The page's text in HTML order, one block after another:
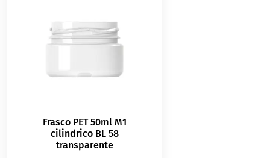
Frasco PET 50ml M1
cilindrico BL 58
transparente